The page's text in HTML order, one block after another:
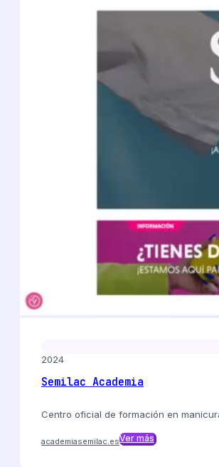
2024
Semilac Academia
Centro oficial de formación en
academiasemilac.esVer más